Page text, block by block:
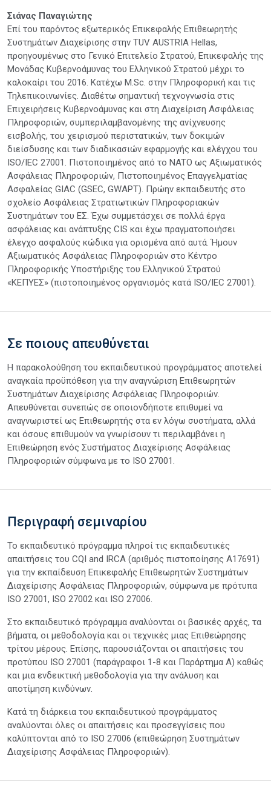
Σιάνας Παναγιώτης
Επί του παρόντος εξωτερικός Επικεφαλής Επιθεωρητής
Συστημάτων Διαχείρισης στην TUV AUSTRIA Hellas,
προηγουμένως στο Γενικό Επιτελείο Στρατού, Επικεφαλής της
Μονάδας Κυβερνοάμυνας του Ελληνικού Στρατού μέχρι το
καλοκαίρι του 2016. Κατέχω M.Sc. στην Πληροφορική και τις
Τηλεπικοινωνίες. Διαθέτω σημαντική τεχνογνωσία στις
Επιχειρήσεις Κυβερνοάμυνας και στη Διαχείριση Ασφάλειας
Πληροφοριών, συμπεριλαμβανομένης της ανίχνευσης
εισβολής, του χειρισμού περιστατικών, των δοκιμών
διείσδυσης και των διαδικασιών εφαρμογής και ελέγχου του
ISO/IEC 27001. Πιστοποιημένος από το NATO ως Αξιωματικός
Ασφάλειας Πληροφοριών, Πιστοποιημένος Επαγγελματίας
Ασφαλείας GIAC (GSEC, GWAPT). Πρώην εκπαιδευτής στο
σχολείο Ασφάλειας Στρατιωτικών Πληροφοριακών
Συστημάτων του ΕΣ. Έχω συμμετάσχει σε πολλά έργα
ασφάλειας και ανάπτυξης CIS και έχω πραγματοποιήσει
έλεγχο ασφαλούς κώδικα για ορισμένα από αυτά. Ήμουν
Αξιωματικός Ασφάλειας Πληροφοριών στο Κέντρο
Πληροφορικής Υποστήριξης του Ελληνικού Στρατού
«ΚΕΠΥΕΣ» (πιστοποιημένος οργανισμός κατά ISO/IEC 27001).
Σε ποιους απευθύνεται
Η παρακολούθηση του εκπαιδευτικού προγράμματος αποτελεί
αναγκαία προϋπόθεση για την αναγνώριση Επιθεωρητών
Συστημάτων Διαχείρισης Ασφάλειας Πληροφοριών.
Απευθύνεται συνεπώς σε οποιονδήποτε επιθυμεί να
αναγνωριστεί ως Επιθεωρητής στα εν λόγω συστήματα, αλλά
και όσους επιθυμούν να γνωρίσουν τι περιλαμβάνει η
Επιθεώρηση ενός Συστήματος Διαχείρισης Ασφάλειας
Πληροφοριών σύμφωνα με το ISO 27001.
Περιγραφή σεμιναρίου
Το εκπαιδευτικό πρόγραμμα πληροί τις εκπαιδευτικές
απαιτήσεις του CQI and IRCA (αριθμός πιστοποίησης Α17691)
για την εκπαίδευση Επικεφαλής Επιθεωρητών Συστημάτων
Διαχείρισης Ασφάλειας Πληροφοριών, σύμφωνα με πρότυπα
ISO 27001, ISO 27002 και ISO 27006.
Στο εκπαιδευτικό πρόγραμμα αναλύονται οι βασικές αρχές, τα
βήματα, οι μεθοδολογία και οι τεχνικές μιας Επιθεώρησης
τρίτου μέρους. Επίσης, παρουσιάζονται οι απαιτήσεις του
προτύπου ISO 27001 (παράγραφοι 1-8 και Παράρτημα Α) καθώς
και μια ενδεικτική μεθοδολογία για την ανάλυση και
αποτίμηση κινδύνων.
Κατά τη διάρκεια του εκπαιδευτικού προγράμματος
αναλύονται όλες οι απαιτήσεις και προσεγγίσεις που
καλύπτονται από το ISO 27006 (επιθεώρηση Συστημάτων
Διαχείρισης Ασφάλειας Πληροφοριών).